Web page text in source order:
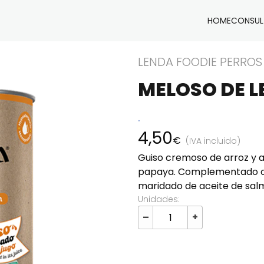
HOME
LENDA FOODIE PERROS
MELOSO DE
.
4,50€ (IVA incluido)
Guiso cremoso de arroz y
papaya. Complementado
maridado de aceite de
Unidades:
– +